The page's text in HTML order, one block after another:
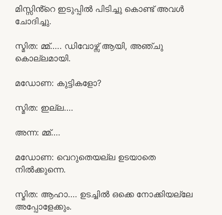
മിസ്സിൻ്റെ ഇടുപ്പിൽ പിടിച്ചു കൊണ്ട് അവൾ
ചോദിച്ചു.
സ്മിത: മ്മ്….. ഡിവോഴ്സ് ആയി, അഞ്ചു
കൊല്ലമായി.
മഡോണ: കുട്ടികളോ?
സ്മിത: ഇല്ല….
അന്ന: മ്മ്….
മഡോണ: വെറുതെയല്ല ഉടയാതെ
നിൽക്കുന്നെ.
സ്മിത: ആഹാ…. ഉടച്ചിൽ ഒക്കെ നോക്കിയല്ലേ
അപ്പോളേക്കും.